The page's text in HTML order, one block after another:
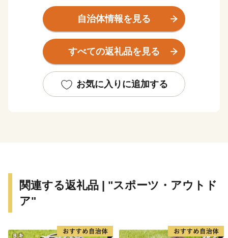
判所）の三権の主要機関、世界的なビジネス街として発
展する丸の内・大手町、落ち着いた景観とたたずまいを
見せる番町・麹町、電気街やポップカルチャーの発信地
である秋葉原、古書店街の神保町、スポーツ店街の小川
街並みが形成されています。
また、日本有数の桜の名所である千鳥ヶ淵、歴史と風格
自治体情報を見る
すべての返礼品を見る
お気に入りに追加する
関連する返礼品 | "スポーツ・アウトド
ア"